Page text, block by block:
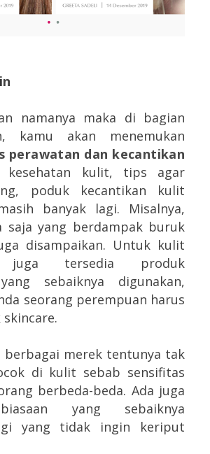
namanya maka di bagian
kamu akan menemukan
perawatan dan kecantikan
kesehatan kulit, tips agar
poduk kecantikan kulit
banyak lagi. Misalnya,
saja yang berdampak buruk
disampaikan. Untuk kulit
juga tersedia produk
sebaiknya digunakan,
seorang perempuan harus
berbagai merek tentunya tak
di kulit sebab sensifitas
berbeda-beda. Ada juga
yang sebaiknya
yang tidak ingin keriput